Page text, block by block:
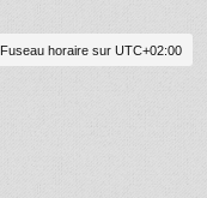
Fuseau horaire sur UTC+02:00